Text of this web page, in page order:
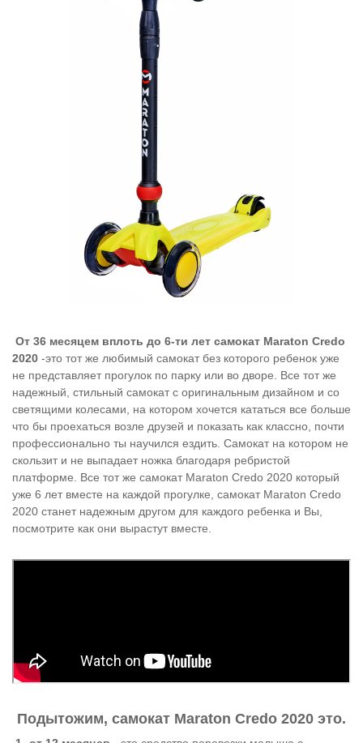
От 36 месяцем вплоть до 6-ти лет самокат Maraton Credo
2020 -это тот же любимый самокат без которого ребенок уже
не представляет прогулок по парку или во дворе. Все тот же
надежный, стильный самокат с оригинальным дизайном и со
светящими колесами, на котором хочется кататься все больше
что бы проехаться возле друзей и показать как классно, почти
профессионально ты научился ездить. Самокат на котором не
скользит и не выпадает ножка благодаря ребристой
платформе. Все тот же самокат Maraton Credo 2020 который
уже 6 лет вместе на каждой прогулке, самокат Maraton Credo
2020 станет надежным другом для каждого ребенка и Вы,
посмотрите как они вырастут вместе.
Подытожим, самокат Maraton Credo 2020 это.